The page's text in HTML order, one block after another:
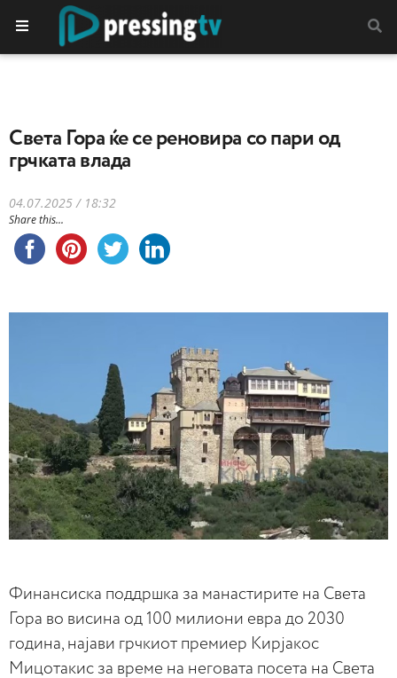
Света Гора ќе се реновира со пари од
грчката влада
04.07.2025 / 18:32
Share this...
Финансиска поддршка за манастирите на Света
Гора во висина од 100 милиони евра до 2030
година, најави грчкиот премиер Кирјакос
Мицотакис за време на неговата посета на Света